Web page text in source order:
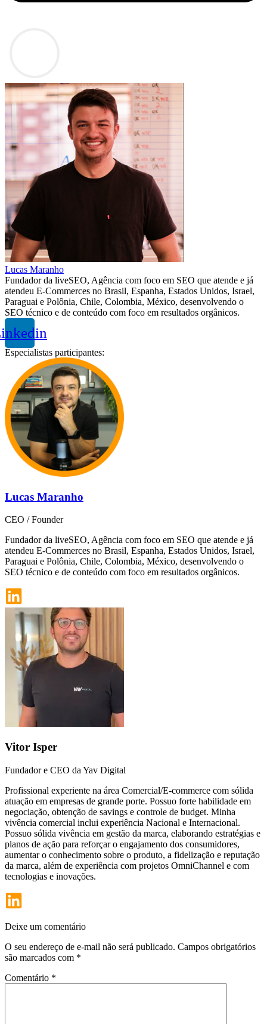
Lucas Maranho
Fundador da liveSEO, Agência com foco em SEO que atende e já
atendeu E-Commerces no Brasil, Espanha, Estados Unidos, Israel,
Paraguai e Polônia, Chile, Colombia, México, desenvolvendo o
SEO técnico e de conteúdo com foco em resultados orgânicos.
Especialistas participantes:
Lucas Maranho
CEO / Founder
Fundador da liveSEO, Agência com foco em SEO que atende e já
atendeu E-Commerces no Brasil, Espanha, Estados Unidos, Israel,
Paraguai e Polônia, Chile, Colombia, México, desenvolvendo o
SEO técnico e de conteúdo com foco em resultados orgânicos.
Vitor Isper
Fundador e CEO da Yav Digital
Profissional experiente na área Comercial/E-commerce com sólida
atuação em empresas de grande porte. Possuo forte habilidade em
negociação, obtenção de savings e controle de budget. Minha
vivência comercial inclui experiência Nacional e Internacional.
Possuo sólida vivência em gestão da marca, elaborando estratégias e
planos de ação para reforçar o engajamento dos consumidores,
aumentar o conhecimento sobre o produto, a fidelização e reputação
da marca, além de experiência com projetos OmniChannel e com
tecnologias e inovações.
Deixe um comentário
O seu endereço de e-mail não será publicado. Campos obrigatórios
são marcados com *
Comentário *